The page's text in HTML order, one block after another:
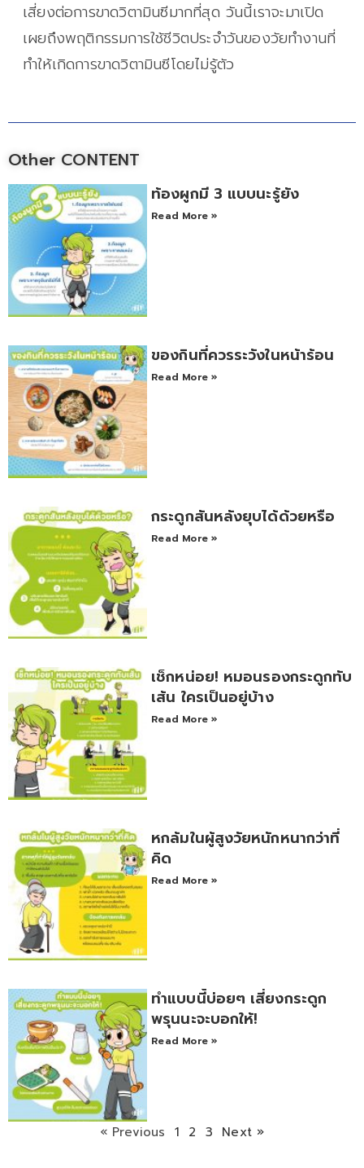
เสี่ยงต่อการขาดวิตามินซีมากที่สุด วันนี้เราจะมาเปิด
เผยถึงพฤติกรรมการใช้ชีวิตประจำวันของวัยทำงานที่
ทำให้เกิดการขาดวิตามินซีโดยไม่รู้ตัว
Other CONTENT
ท้องผูกมี 3 แบบนะรู้ยัง
Read More »
ของกินที่ควรระวังในหน้าร้อน
Read More »
กระดูกสันหลังยุบได้ด้วยหรือ
Read More »
เช็กหน่อย! หมอนรองกระดูกทับ
เส้น ใครเป็นอยู่บ้าง
Read More »
หกล้มในผู้สูงวัยหนักหนากว่าที่
คิด
Read More »
ทำแบบนี้บ่อยๆ เสี่ยงกระดูก
พรุนนะจะบอกให้!
Read More »
« Previous 1 2 3 Next »